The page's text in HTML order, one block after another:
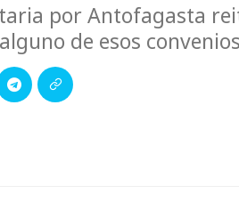
por Antofagasta
de esos